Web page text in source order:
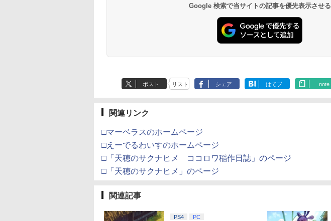
Google 検索で当サイトの記事を優先表示させる
ポスト リスト シェア はてブ note
関連リンク
□マーベラスのホームページ
□えーでるわいすのホームページ
□「天穂のサクナヒメ ココロワ稲作日誌」のページ
□「天穂のサクナヒメ」のページ
関連記事
PS4 PC